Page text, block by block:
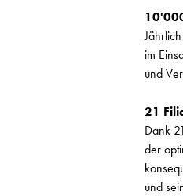
im
und
21
Dank
der
und